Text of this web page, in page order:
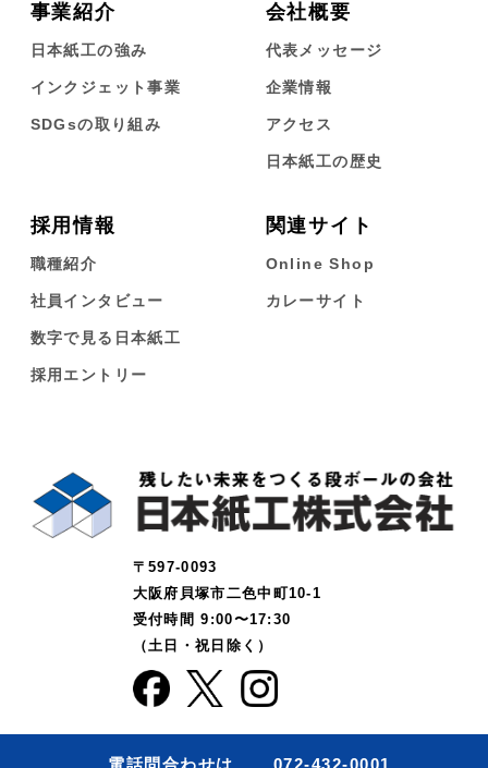
電話問合わせは 072-432-0001
事業紹介
日本紙工の強み
インクジェット事業
SDGsの取り組み
会社概要
代表メッセージ
企業情報
アクセス
日本紙工の歴史
採用情報
職種紹介
社員インタビュー
数字で見る日本紙工
採用エントリー
関連サイト
Online Shop
カレーサイト
〒597-0093
大阪府貝塚市二色中町10-1
受付時間 9:00〜17:30
（土日・祝日除く）